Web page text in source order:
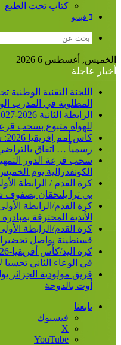
كتاب تحت الطبع
فيديو
الخميس, أغسطس 6 2026
أخبار عاجلة
اللجنة التقنية
المطلوبة في المدرب
للهواة متبوع بسحب
كأس أمم إفريقيا 2026: سيدات الجزائر يبلغن مرحلة الرُبع
رسمياً … اتفاق
سحب قرعة الدور
الكونفدرالية يوم
كرة القدم / الرابطة
بي ترا يلتحقان بصفوف
الأندية المحترفة
قسنطينة يواصل
في الوعاء الثاني تحسبا
أوت بالدوحة
تابعنا
فيسبوك
‫X
‫YouTube